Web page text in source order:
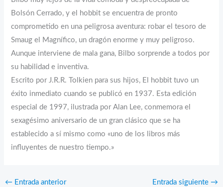
Bolsón Cerrado, y el hobbit se encuentra de pronto
comprometido en una peligrosa aventura: robar el tesoro de
Smaug el Magnífico, un dragón enorme y muy peligroso.
Aunque interviene de mala gana, Bilbo sorprende a todos por
su habilidad e inventiva.
Escrito por J.R.R. Tolkien para sus hijos, El hobbit tuvo un
éxito inmediato cuando se publicó en 1937. Esta edición
especial de 1997, ilustrada por Alan Lee, conmemora el
sexagésimo aniversario de un gran clásico que se ha
establecido a sí mismo como «uno de los libros más
influyentes de nuestro tiempo.»
← Entrada anterior Entrada siguiente →